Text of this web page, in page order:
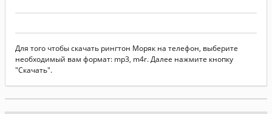
Для того чтобы скачать рингтон Моряк на телефон, выберите
необходимый вам формат: mp3, m4r. Далее нажмите кнопку
"Скачать".